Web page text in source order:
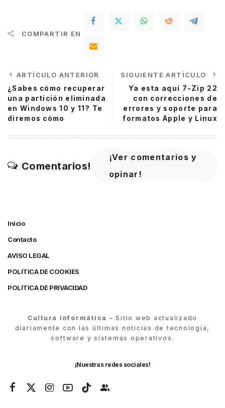
COMPARTIR EN
ARTÍCULO ANTERIOR
¿Sabes cómo recuperar
una partición eliminada
en Windows 10 y 11? Te
diremos cómo
SIGUIENTE ARTÍCULO
Ya esta aquí 7-Zip 22
con correcciones de
errores y soporte para
formatos Apple y Linux
Comentarios!
¡Ver comentarios y
opinar!
Inicio
Contacto
AVISO LEGAL
POLITICA DE COOKIES
POLITICA DE PRIVACIDAD
Cultura Informática – Sitio web actualizado
diariamente con las últimas noticias de tecnología,
software y sistemas operativos.
¡Nuestras redes sociales!